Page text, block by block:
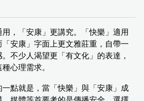
，「安康」更講究。「快樂」適用
安康」字面上更文雅莊重，自帶一
不少人渴望更「有文化」的表達，
心理需求。
點就是，當「快樂」與「安康」成